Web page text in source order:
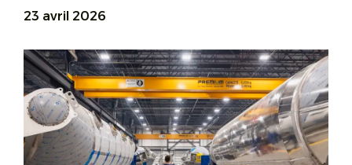
23 avril 2026